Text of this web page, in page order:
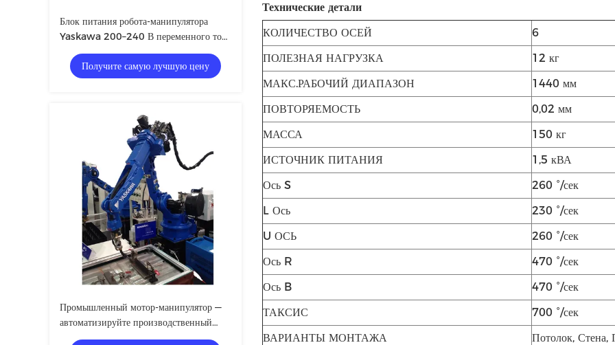
Блок питания робота-манипулятора
Yaskawa 200–240 В переменного тока
с 1-летней гарантией на основные
компоненты
Получите самую лучшую цену
Промышленный мотор-манипулятор —
автоматизируйте производственный
процесс с помощью основных
Технические детали
КОЛИЧЕСТВО ОСЕЙ
6
ПОЛЕЗНАЯ НАГРУЗКА
12 кг
МАКС.РАБОЧИЙ ДИАПАЗОН
1440 мм
ПОВТОРЯЕМОСТЬ
0,02 мм
МАССА
150 кг
ИСТОЧНИК ПИТАНИЯ
1,5 кВА
Ось S
260 °/сек
L Ось
230 °/сек
U ОСЬ
260 °/сек
Ось R
470 °/сек
Ось B
470 °/сек
ТАКСИС
700 °/сек
ВАРИАНТЫ МОНТАЖА
Потолок, Стена,